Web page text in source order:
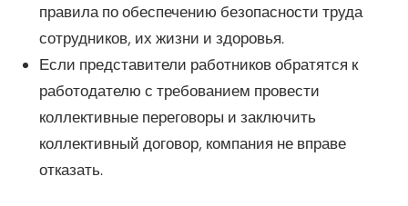
правила по обеспечению безопасности труда
сотрудников, их жизни и здоровья.
Если представители работников обратятся к
работодателю с требованием провести
коллективные переговоры и заключить
коллективный договор, компания не вправе
отказать.